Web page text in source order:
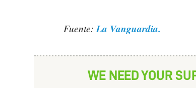
Fuente:La Vanguardia.
WE NEED YOUR